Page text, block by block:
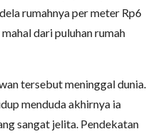
rumahnya per meter Rp6
dari puluhan rumah
tersebut meninggal dunia.
menduda akhirnya ia
sangat jelita. Pendekatan